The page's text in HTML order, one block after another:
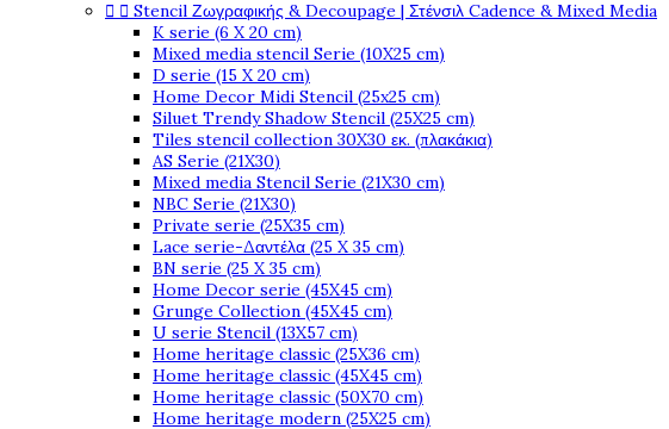
  Stencil Ζωγραφικής & Decoupage | Στένσιλ Cadence & Mixed Media
K serie (6 X 20 cm)
Mixed media stencil Serie (10X25 cm)
D serie (15 X 20 cm)
Home Decor Midi Stencil (25x25 cm)
Siluet Trendy Shadow Stencil (25X25 cm)
Tiles stencil collection 30X30 εκ. (πλακάκια)
AS Serie (21X30)
Mixed media Stencil Serie (21X30 cm)
NBC Serie (21X30)
Private serie (25X35 cm)
Lace serie-Δαντέλα (25 X 35 cm)
BN serie (25 X 35 cm)
Home Decor serie (45X45 cm)
Grunge Collection (45X45 cm)
U serie Stencil (13X57 cm)
Home heritage classic (25X36 cm)
Home heritage classic (45X45 cm)
Home heritage classic (50X70 cm)
Home heritage modern (25X25 cm)